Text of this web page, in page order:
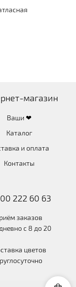
магазин
Ваши ❤
Каталог
и оплата
Контакты
222 60 63
заказов
с 8 до 20
цветов